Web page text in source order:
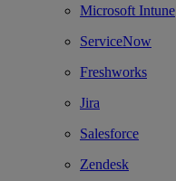
Microsoft Intune
ServiceNow
Freshworks
Jira
Salesforce
Zendesk